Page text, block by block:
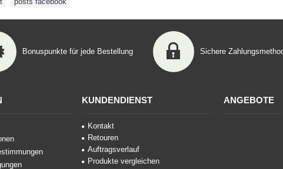
Bonuspunkte für jede Bestellung Sichere
KUNDENDIENST
Kontakt
Retouren
Auftragsverlauf
Produkte vergleichen
ANGEBOTE